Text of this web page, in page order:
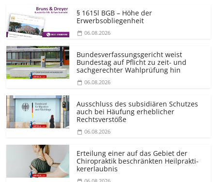
§ 1615l BGB – Höhe der
Erwerbsobliegenheit
06.08.2026
Bundesver­fassungsgericht weist
Bundestag auf Pflicht zu zeit- und
sachgerechter Wahlprüfung hin
06.08.2026
Ausschluss des subsidiären Schutzes
auch bei Häufung erheblicher
Rechtsverstöße
06.08.2026
Erteilung einer auf das Gebiet der
Chiropraktik beschränkten Heilprakti­
kererlaubnis